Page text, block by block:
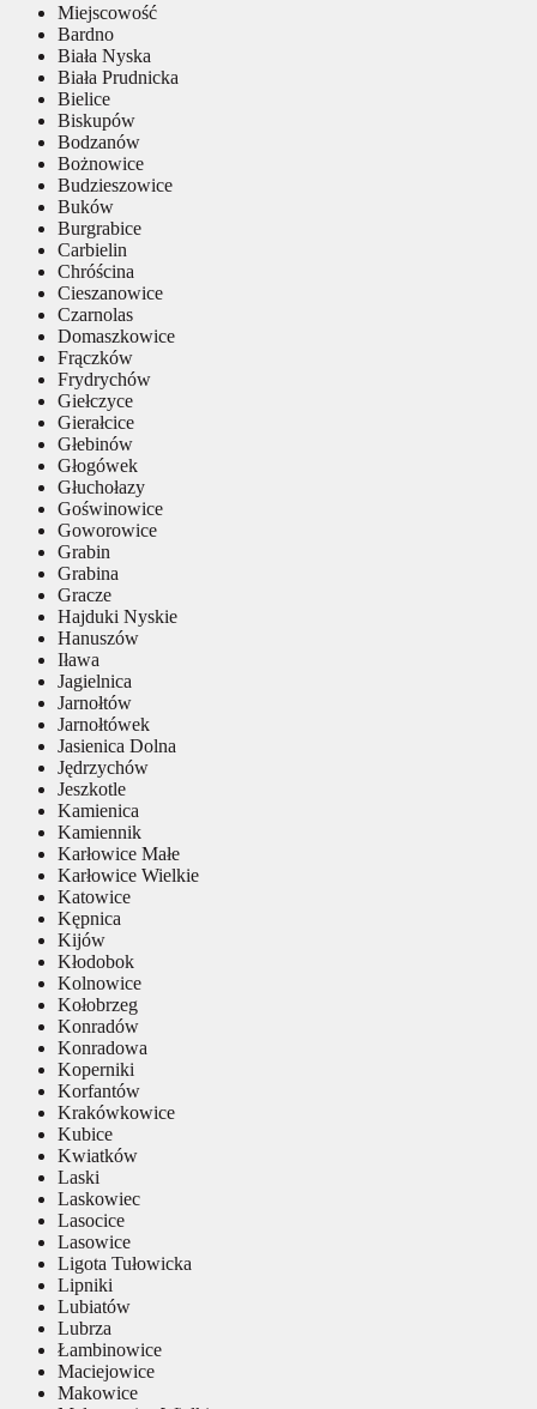
Miejscowość
Bardno
Biała Nyska
Biała Prudnicka
Bielice
Biskupów
Bodzanów
Bożnowice
Budzieszowice
Buków
Burgrabice
Carbielin
Chróścina
Cieszanowice
Czarnolas
Domaszkowice
Frączków
Frydrychów
Giełczyce
Gierałcice
Głebinów
Głogówek
Głuchołazy
Goświnowice
Goworowice
Grabin
Grabina
Gracze
Hajduki Nyskie
Hanuszów
Iława
Jagielnica
Jarnołtów
Jarnołtówek
Jasienica Dolna
Jędrzychów
Jeszkotle
Kamienica
Kamiennik
Karłowice Małe
Karłowice Wielkie
Katowice
Kępnica
Kijów
Kłodobok
Kolnowice
Kołobrzeg
Konradów
Konradowa
Koperniki
Korfantów
Krakówkowice
Kubice
Kwiatków
Laski
Laskowiec
Lasocice
Lasowice
Ligota Tułowicka
Lipniki
Lubiatów
Lubrza
Łambinowice
Maciejowice
Makowice